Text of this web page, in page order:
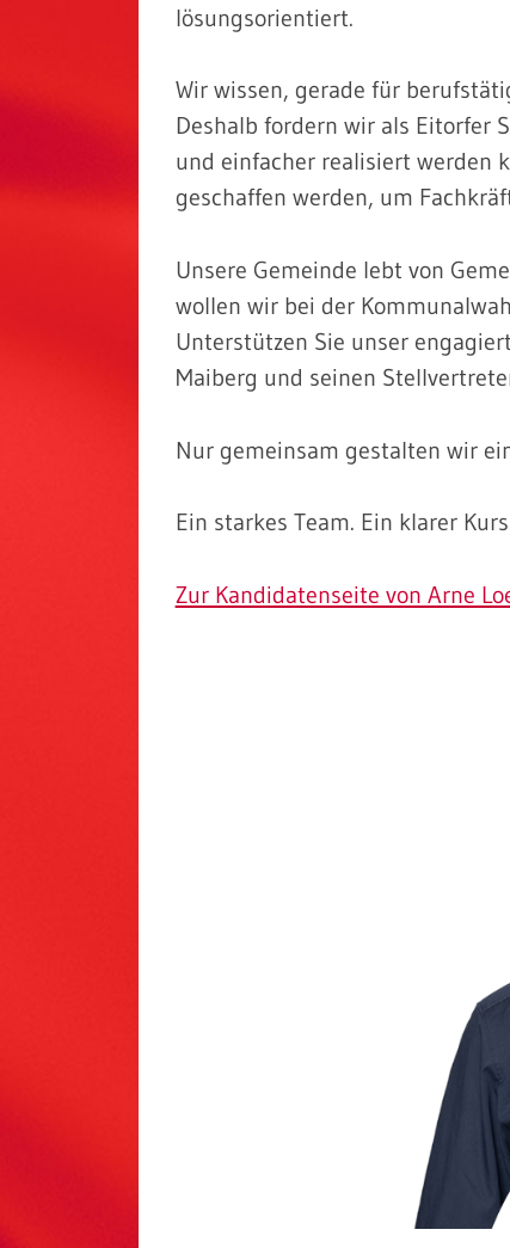
lösungsorientiert.
Wir wissen, gerade für
Deshalb fordern wir als Eitorfer
und einfacher realisiert werden
geschaffen werden, um
Unsere Gemeinde lebt von
wollen wir bei der
Unterstützen Sie unser
Maiberg und seinen
Nur gemeinsam gestalten wir
Ein starkes Team. Ein klarer
Zur Kandidatenseite von Arne